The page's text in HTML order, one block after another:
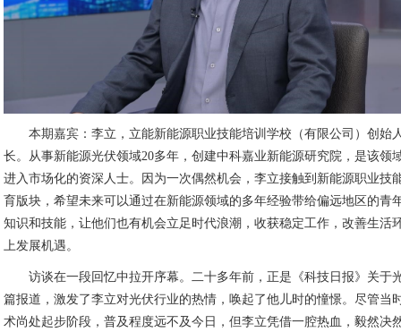
本期嘉宾：李立，立能新能源职业技能培训学校（有限公司）创始
长。从事新能源光伏领域20多年，创建中科嘉业新能源研究院，是该领
进入市场化的资深人士。因为一次偶然机会，李立接触到新能源职业技
育版块，希望未来可以通过在新能源领域的多年经验带给偏远地区的青
知识和技能，让他们也有机会立足时代浪潮，收获稳定工作，改善生活
上发展机遇。
访谈在一段回忆中拉开序幕。二十多年前，正是《科技日报》关于
篇报道，激发了李立对光伏行业的热情，唤起了他儿时的憧憬。尽管当
术尚处起步阶段，普及程度远不及今日，但李立凭借一腔热血，毅然决